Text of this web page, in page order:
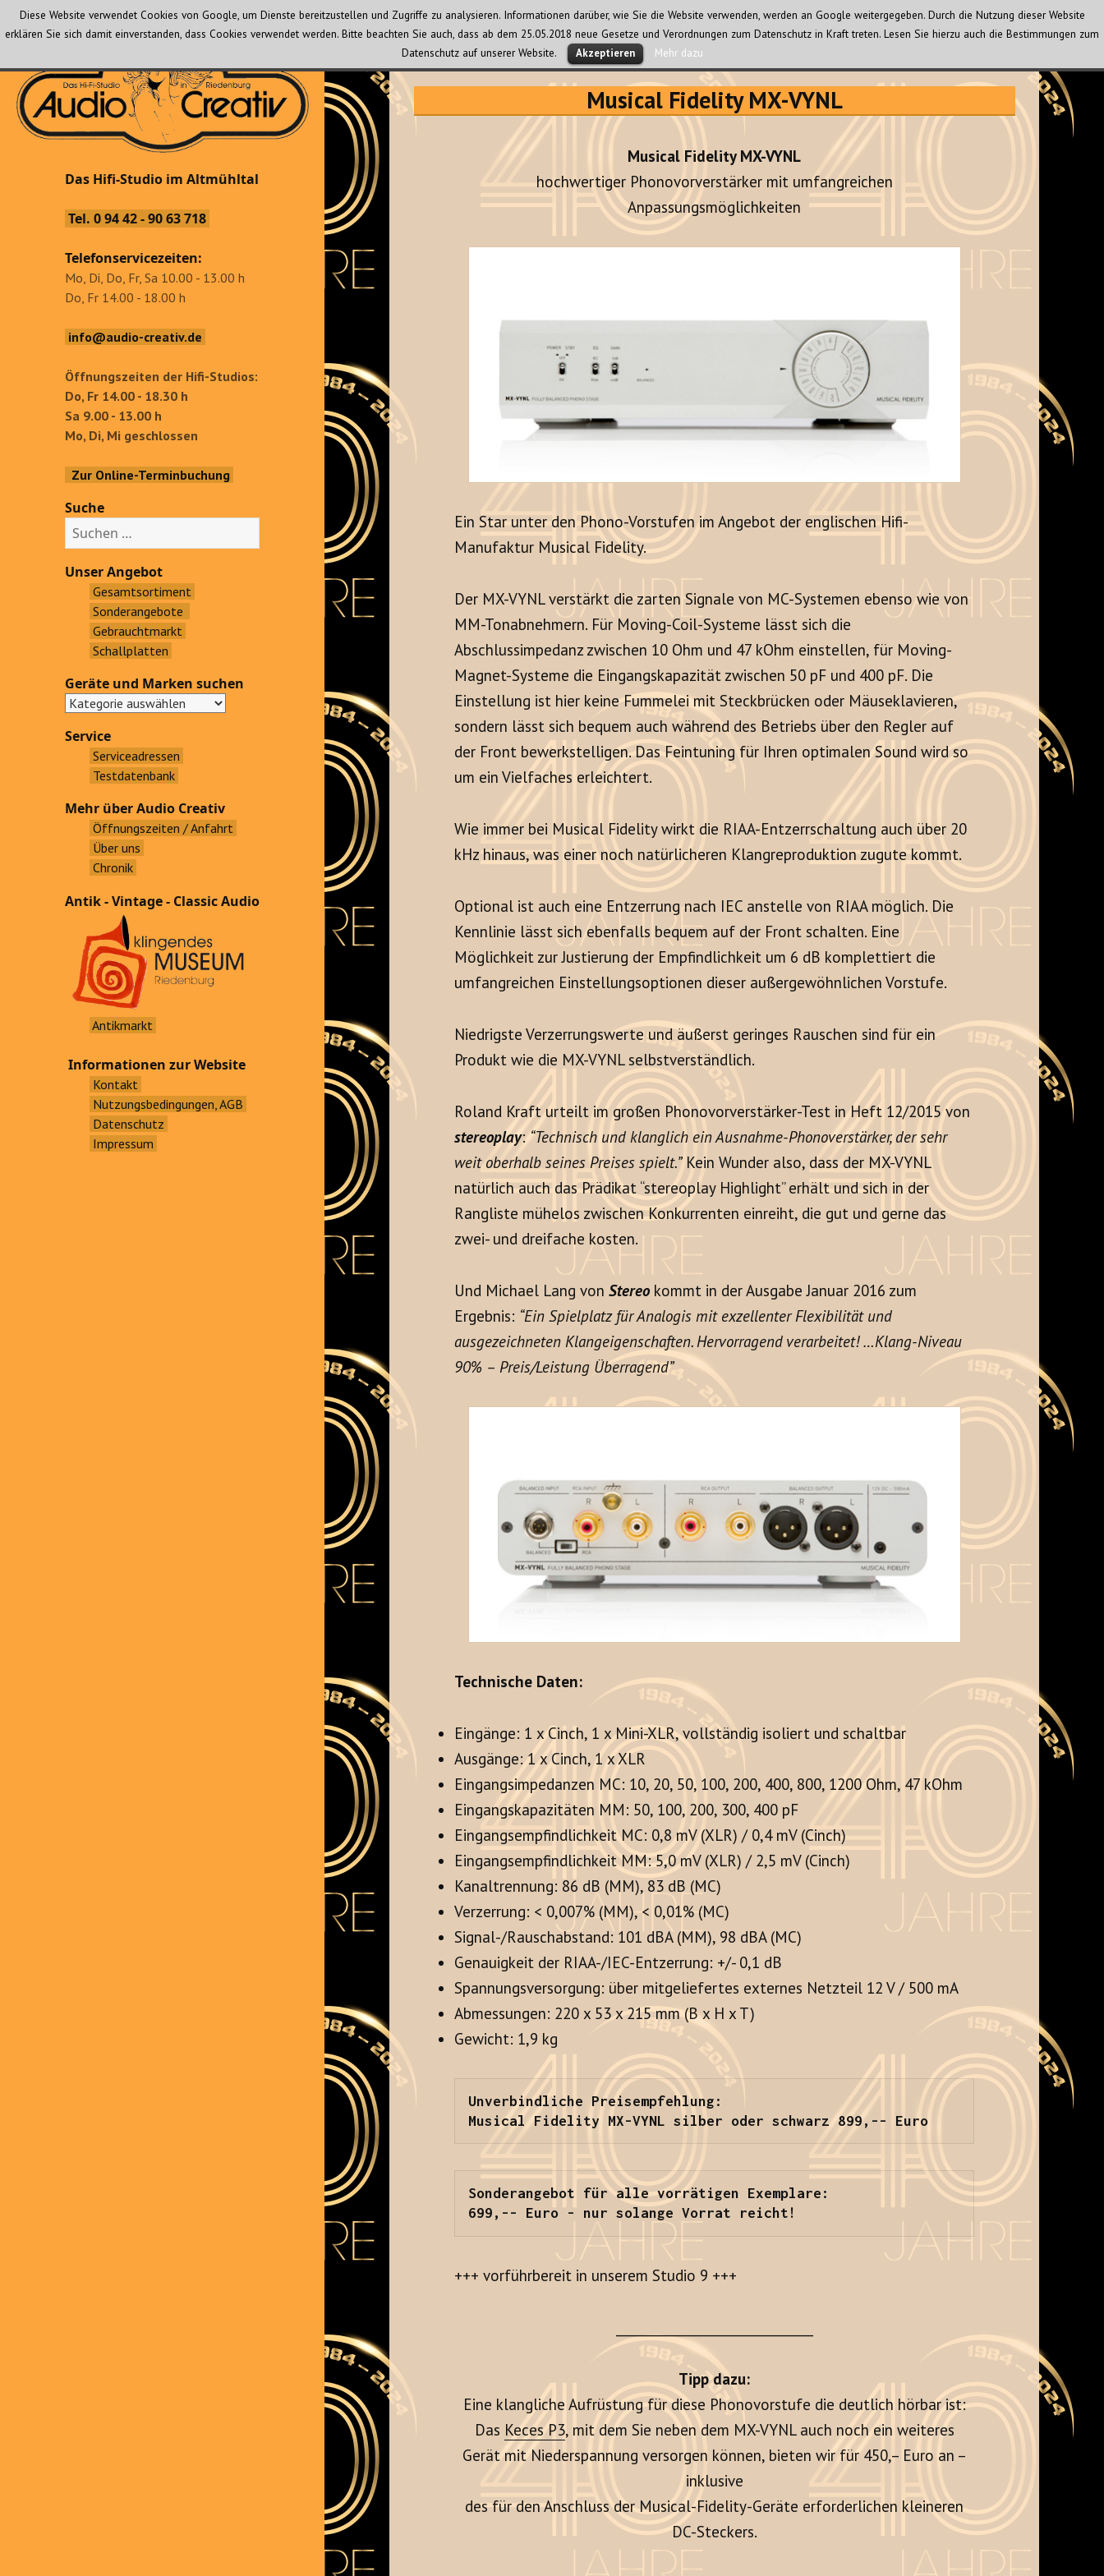
Das Hifi-Studio im Altmühltal
Das Hifi-Studio im Altmühltal
Tel. 0 94 42 - 90 63 718
Telefonservicezeiten:
Mo, Di, Do, Fr, Sa 10.00 - 13.00 h
Do, Fr 14.00 - 18.00 h
info@audio-creativ.de
Öffnungszeiten der Hifi-Studios:
Do, Fr 14.00 - 18.30 h
Sa 9.00 - 13.00 h
Mo, Di, Mi geschlossen
Zur Online-Terminbuchung
Suche
u
c
h
Unser Angebot
Gesamtsortiment
Sonderangebote
Gebrauchtmarkt
Schallplatten
Geräte und Marken suchen
Service
Serviceadressen
Testdatenbank
Mehr über Audio Creativ
Öffnungszeiten / Anfahrt
Über uns
Chronik
Antik - Vintage - Classic Audio
Antikmarkt
Informationen zur Website
Kontakt
Nutzungsbedingungen, AGB
Datenschutz
Impressum
Musical Fidelity MX-VYNL
Musical Fidelity MX-VYNL
hochwertiger Phonovorverstärker mit umfangreichen
Anpassungsmöglichkeiten
Ein Star unter den Phono-Vorstufen im Angebot der englischen Hifi-
Manufaktur Musical Fidelity.
Der MX-VYNL verstärkt die zarten Signale von MC-Systemen ebenso wie von
MM-Tonabnehmern. Für Moving-Coil-Systeme lässt sich die
Abschlussimpedanz zwischen 10 Ohm und 47 kOhm einstellen, für Moving-
Magnet-Systeme die Eingangskapazität zwischen 50 pF und 400 pF. Die
Einstellung ist hier keine Fummelei mit Steckbrücken oder Mäuseklavieren,
sondern lässt sich bequem auch während des Betriebs über den Regler auf
der Front bewerkstelligen. Das Feintuning für Ihren optimalen Sound wird so
um ein Vielfaches erleichtert.
Wie immer bei Musical Fidelity wirkt die RIAA-Entzerrschaltung auch über 20
kHz hinaus, was einer noch natürlicheren Klangreproduktion zugute kommt.
Optional ist auch eine Entzerrung nach IEC anstelle von RIAA möglich. Die
Kennlinie lässt sich ebenfalls bequem auf der Front schalten. Eine
Möglichkeit zur Justierung der Empfindlichkeit um 6 dB komplettiert die
umfangreichen Einstellungsoptionen dieser außergewöhnlichen Vorstufe.
Niedrigste Verzerrungswerte und äußerst geringes Rauschen sind für ein
Produkt wie die MX-VYNL selbstverständlich.
Roland Kraft urteilt im großen Phonovorverstärker-Test in Heft 12/2015 von
stereoplay: “Technisch und klanglich ein Ausnahme-Phonoverstärker, der sehr
weit oberhalb seines Preises spielt.”Kein Wunder also, dass der MX-VYNL
natürlich auch das Prädikat “stereoplay Highlight” erhält und sich in der
Rangliste mühelos zwischen Konkurrenten einreiht, die gut und gerne das
zwei- und dreifache kosten.
Und Michael Lang vonStereo kommt in der Ausgabe Januar 2016 zum
Ergebnis: “Ein Spielplatz für Analogis mit exzellenter Flexibilität und
ausgezeichneten Klangeigenschaften. Hervorragend verarbeitet! …Klang-Niveau
90% – Preis/Leistung Überragend”
Technische Daten:
Eingänge: 1 x Cinch, 1 x Mini-XLR, vollständig isoliert und schaltbar
Ausgänge: 1 x Cinch, 1 x XLR
Eingangsimpedanzen MC: 10, 20, 50, 100, 200, 400, 800, 1200 Ohm, 47 kOhm
Eingangskapazitäten MM: 50, 100, 200, 300, 400 pF
Eingangsempfindlichkeit MC: 0,8 mV (XLR) / 0,4 mV (Cinch)
Eingangsempfindlichkeit MM: 5,0 mV (XLR) / 2,5 mV (Cinch)
Kanaltrennung: 86 dB (MM), 83 dB (MC)
Verzerrung: < 0,007% (MM), < 0,01% (MC)
Signal-/Rauschabstand: 101 dBA (MM), 98 dBA (MC)
Genauigkeit der RIAA-/IEC-Entzerrung: +/- 0,1 dB
Spannungsversorgung: über mitgeliefertes externes Netzteil 12 V / 500 mA
Abmessungen: 220 x 53 x 215 mm (B x H x T)
Gewicht: 1,9 kg
Unverbindliche Preisempfehlung:
Musical Fidelity MX-VYNL silber oder schwarz 899,-- Euro
Sonderangebot für alle vorrätigen Exemplare:
699,-- Euro - nur solange Vorrat reicht!
+++ vorführbereit in unserem Studio 9 +++
Tipp dazu:
Eine klangliche Aufrüstung für diese Phonovorstufe die deutlich hörbar ist:
Das Keces P3, mit dem Sie neben dem MX-VYNL auch noch ein weiteres
Gerät mit Niederspannung versorgen können, bieten wir für 450,– Euro an –
inklusive
des für den Anschluss der Musical-Fidelity-Geräte erforderlichen kleineren
DC-Steckers.
Diese Website verwendet Cookies von Google, um Dienste bereitzustellen und Zugriffe zu analysieren. Informationen darüber, wie Sie die Website verwenden, werden an Google weitergegeben. Durch die Nutzung dieser Website
erklären Sie sich damit einverstanden, dass Cookies verwendet werden. Bitte beachten Sie auch, dass ab dem 25.05.2018 neue Gesetze und Verordnungen zum Datenschutz in Kraft treten. Lesen Sie hierzu auch die Bestimmungen zum
Datenschutz auf unserer Website.
Akzeptieren Mehr dazu